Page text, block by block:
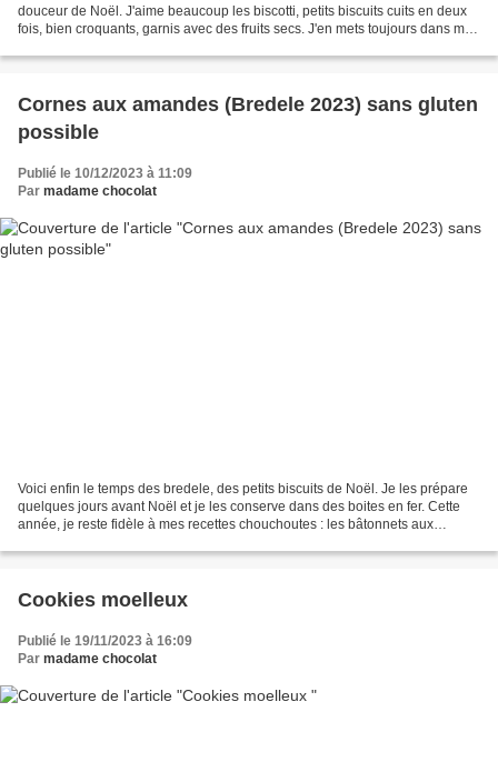
douceur de Noël. J'aime beaucoup les biscotti, petits biscuits cuits en deux
fois, bien croquants, garnis avec des fruits secs. J'en mets toujours dans mes
Cornes aux amandes (Bredele 2023) sans gluten
possible
Publié le 10/12/2023 à 11:09
Par madame chocolat
Voici enfin le temps des bredele, des petits biscuits de Noël. Je les prépare
quelques jours avant Noël et je les conserve dans des boites en fer. Cette
année, je reste fidèle à mes recettes chouchoutes : les bâtonnets aux
Cookies moelleux
Publié le 19/11/2023 à 16:09
Par madame chocolat